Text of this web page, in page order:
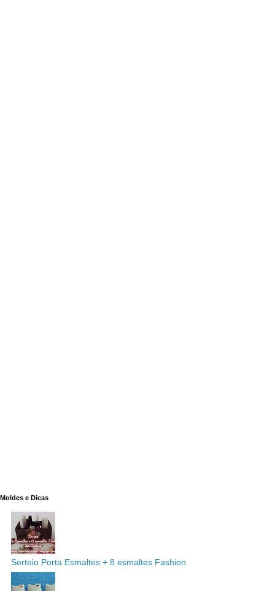
Moldes e Dicas
Sorteio Porta Esmaltes + 8 esmaltes Fashion